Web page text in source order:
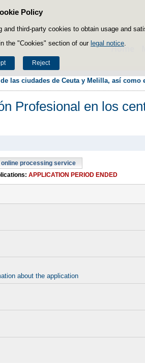
Policy
third-party cookies to obtain usage and
the "Cookies" section of our legal notice
Reject
Skip to content
Home
las ciudades de Ceuta y Melilla, así como
Profesional en los
processing service
APPLICATION PERIOD ENDED
about the application